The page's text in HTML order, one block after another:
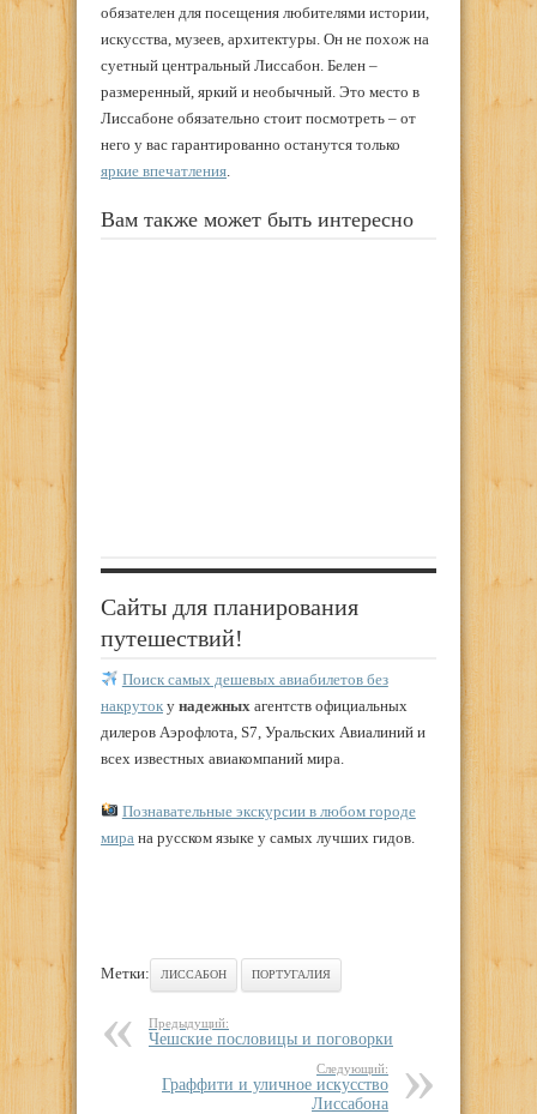
обязателен для посещения любителями истории,
искусства, музеев, архитектуры. Он не похож на
суетный центральный Лиссабон. Белен –
размеренный, яркий и необычный. Это место в
Лиссабоне обязательно стоит посмотреть – от
него у вас гарантированно останутся только
яркие впечатления
Вам также может быть интересно
Сайты для планирования
путешествий!
Поиск самых дешевых авиабилетов без
накруток у надежных агентств официальных
дилеров Аэрофлота, S7, Уральских Авиалиний и
всех известных авиакомпаний мира.
Познавательные экскурсии в любом городе
мира на русском языке у самых лучших гидов.
Метки: ЛИССАБОН ПОРТУГАЛИЯ
Предыдущий:
Чешские пословицы и поговорки
Следующий:
Граффити и уличное искусство
Лиссабона